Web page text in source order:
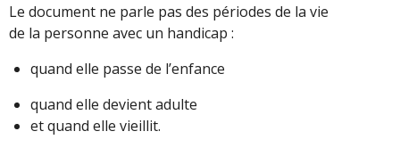
Le document ne parle pas des périodes de la vie
de la personne avec un handicap :
quand elle passe de l’enfance
quand elle devient adulte
et quand elle vieillit.